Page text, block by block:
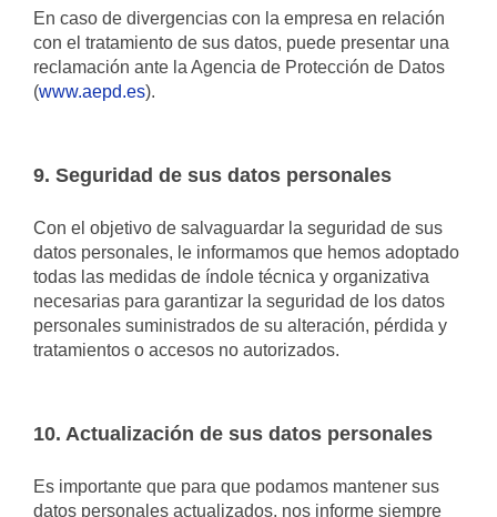
En caso de divergencias con la empresa en relación
con el tratamiento de sus datos, puede presentar una
reclamación ante la Agencia de Protección de Datos
(www.aepd.es).
9. Seguridad de sus datos personales
Con el objetivo de salvaguardar la seguridad de sus
datos personales, le informamos que hemos adoptado
todas las medidas de índole técnica y organizativa
necesarias para garantizar la seguridad de los datos
personales suministrados de su alteración, pérdida y
tratamientos o accesos no autorizados.
10. Actualización de sus datos personales
Es importante que para que podamos mantener sus
datos personales actualizados, nos informe siempre